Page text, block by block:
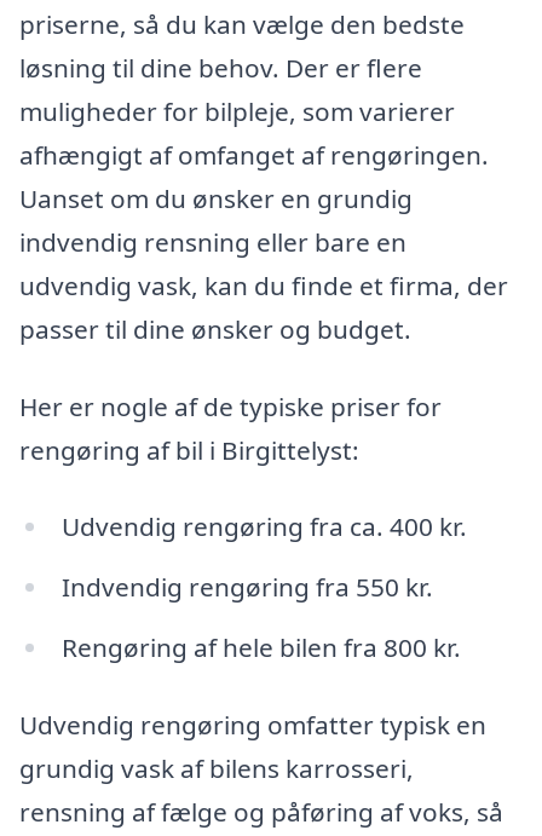
priserne, så du kan vælge den bedste
løsning til dine behov. Der er flere
muligheder for bilpleje, som varierer
afhængigt af omfanget af rengøringen.
Uanset om du ønsker en grundig
indvendig rensning eller bare en
udvendig vask, kan du finde et firma, der
passer til dine ønsker og budget.
Her er nogle af de typiske priser for
rengøring af bil i Birgittelyst:
Udvendig rengøring fra ca. 400 kr.
Indvendig rengøring fra 550 kr.
Rengøring af hele bilen fra 800 kr.
Udvendig rengøring omfatter typisk en
grundig vask af bilens karrosseri,
rensning af fælge og påføring af voks, så